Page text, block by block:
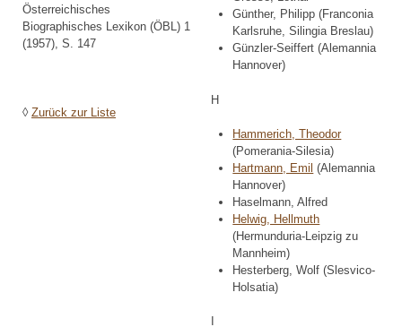
Österreichisches
Biographisches Lexikon (ÖBL) 1
(1957), S. 147
◊ Zurück zur Liste
Günther, Philipp (Franconia
Karlsruhe, Silingia Breslau)
Günzler-Seiffert (Alemannia
Hannover)
H
Hammerich, Theodor
(Pomerania-Silesia)
Hartmann, Emil (Alemannia
Hannover)
Haselmann, Alfred
Helwig, Hellmuth
(Hermunduria-Leipzig zu
Mannheim)
Hesterberg, Wolf (Slesvico-
Holsatia)